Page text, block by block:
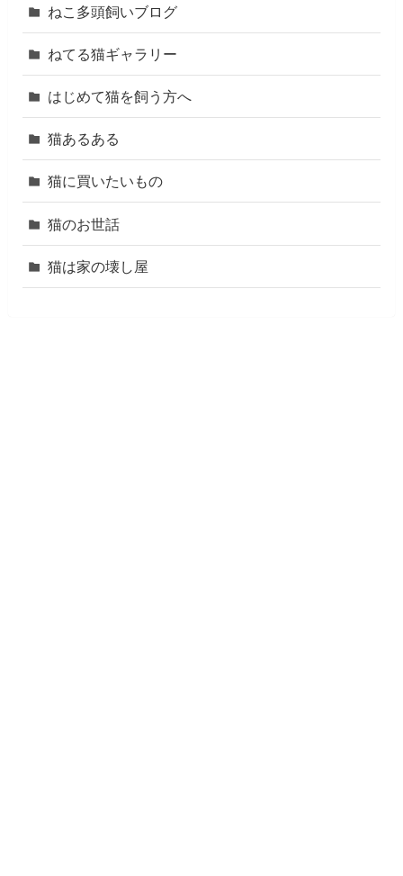
ねこ多頭飼いブログ
ねてる猫ギャラリー
はじめて猫を飼う方へ
猫あるある
猫に買いたいもの
猫のお世話
猫は家の壊し屋